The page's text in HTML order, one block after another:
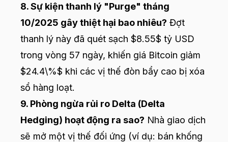
8. Sự kiện thanh lý "Purge" tháng
10/2025 gây thiệt hại bao nhiêu? Đợt
thanh lý này đã quét sạch $8.55$ tỷ USD
trong vòng 57 ngày, khiến giá Bitcoin giảm
$24.4\%$ khi các vị thế đòn bẩy cao bị xóa
sổ hàng loạt.
9. Phòng ngừa rủi ro Delta (Delta
Hedging) hoạt động ra sao? Nhà giao dịch
sẽ mở một vị thế đối ứng (ví dụ: bán khống